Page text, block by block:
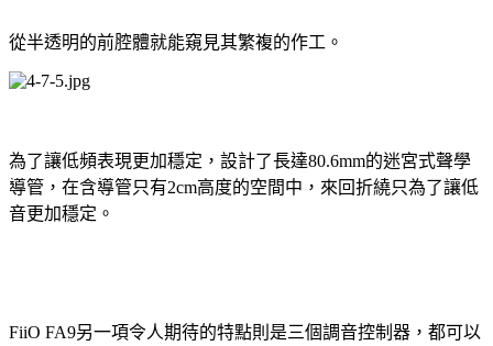
從半透明的前腔體就能窺見其繁複的作工。
為了讓低頻表現更加穩定，設計了長達80.6mm的迷宮式聲學
導管，在含導管只有2cm高度的空間中，來回折繞只為了讓低
音更加穩定。
FiiO FA9另一項令人期待的特點則是三個調音控制器，都可以